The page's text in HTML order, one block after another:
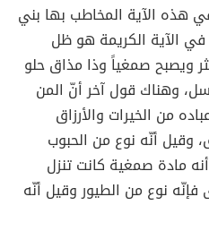
هذه الآية المخاطب بها بني
الآية الكريمة هو ظل
ويصبح صمغياً وذا مذاق حلو
وهناك قول آخر أنّ المن
من الخيرات والأرزاق
وقيل أنّه نوع من الحبوب
مادة صمغية كانت تنزل
نوع من الطيور وقيل أنّه